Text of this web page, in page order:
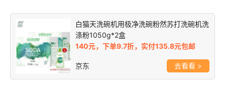
白猫天洗碗机用极净洗碗粉然苏打洗碗机洗
涤粉1050g*2盒
140元，下单9.7折，实付135.8元包邮
京东 >